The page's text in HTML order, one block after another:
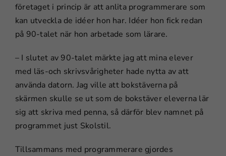
företaget i princip är att anlita programmerare som
kan utveckla de idéer hon har. Idéer hon fick redan
på 90-talet när hon arbetade som lärare.
– I slutet av 90-talet märkte jag att mina elever
med läs-och skrivsvårigheter hade nytta av att
använda datorn. Jag ville att bokstäverna på
skärmen skulle se ut som de bokstäver eleverna lär
sig att skriva med penna, så därför blev namnet på
programmet just Skolstil.
Tillsammans med programmerare gjordes